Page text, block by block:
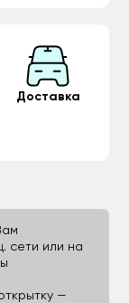
Доставка
сети или на
—